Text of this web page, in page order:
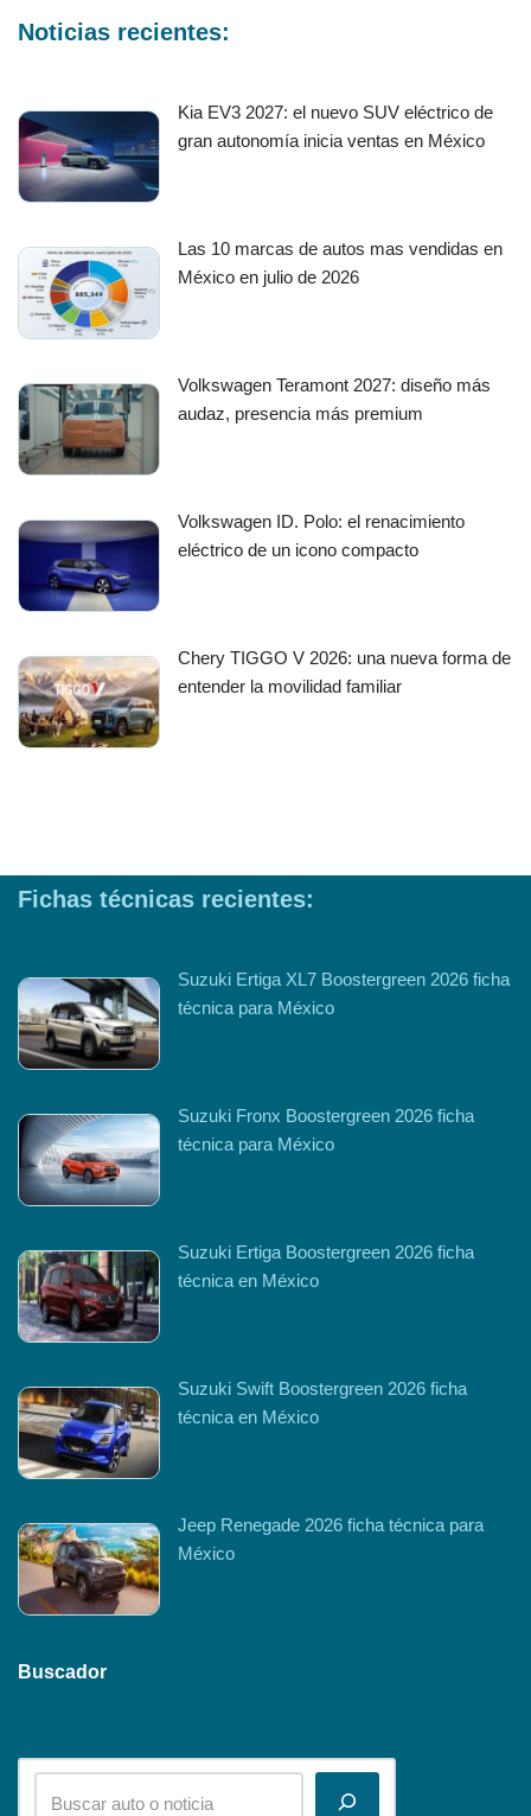
Noticias recientes:
Kia EV3 2027: el nuevo SUV eléctrico de
gran autonomía inicia ventas en México
Las 10 marcas de autos mas vendidas en
México en julio de 2026
Volkswagen Teramont 2027: diseño más
audaz, presencia más premium
Volkswagen ID. Polo: el renacimiento
eléctrico de un icono compacto
Chery TIGGO V 2026: una nueva forma de
entender la movilidad familiar
Fichas técnicas recientes:
Suzuki Ertiga XL7 Boostergreen 2026 ficha
técnica para México
Suzuki Fronx Boostergreen 2026 ficha
técnica para México
Suzuki Ertiga Boostergreen 2026 ficha
técnica en México
Suzuki Swift Boostergreen 2026 ficha
técnica en México
Jeep Renegade 2026 ficha técnica para
México
Buscador